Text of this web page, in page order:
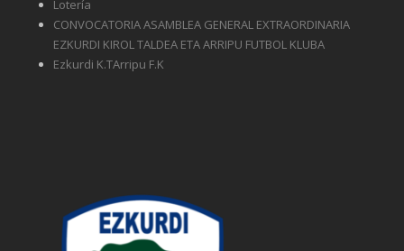
Lotería
CONVOCATORIA ASAMBLEA GENERAL EXTRAORDINARIA
EZKURDI KIROL TALDEA ETA ARRIPU FUTBOL KLUBA
Ezkurdi K.TArripu F.K